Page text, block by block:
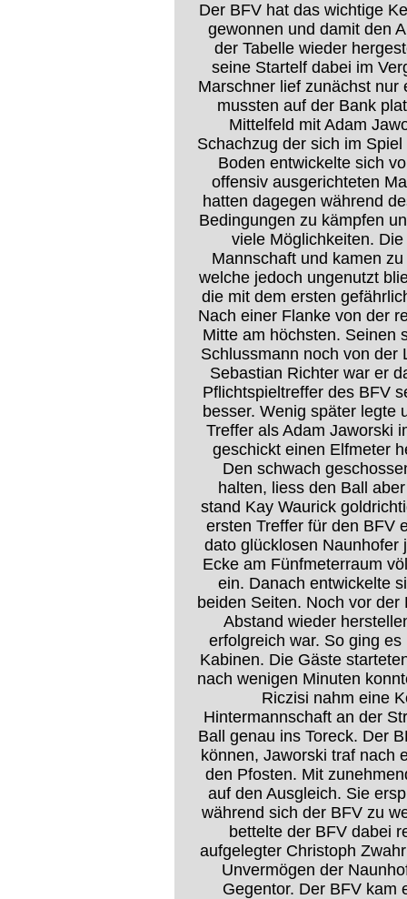
Der BFV hat das wichtige
gewonnen und damit den
der Tabelle wieder
seine Startelf dabei im
Marschner lief zunächst nur
mussten auf der Bank
Mittelfeld mit Adam
Schachzug der sich im
Boden entwickelte sich
offensiv ausgerichteten
hatten dagegen während
Bedingungen zu kämpfen
viele Möglichkeiten.
Mannschaft und kamen
welche jedoch ungenutzt
die mit dem ersten
Nach einer Flanke von der
Mitte am höchsten. Seinen
Schlussmann noch von der
Sebastian Richter war er
Pflichtspieltreffer des BFV
besser. Wenig später legte
Treffer als Adam Jaworski
geschickt einen Elfmeter
Den schwach
halten, liess den Ball
stand Kay Waurick
ersten Treffer für den BFV
dato glücklosen Naunhofer
Ecke am Fünfmeterraum
ein. Danach entwickelte
beiden Seiten. Noch vor
Abstand wieder
erfolgreich war. So ging
Kabinen. Die Gäste
nach wenigen Minuten
Riczisi nahm eine
Hintermannschaft an der
Ball genau ins Toreck. Der
können, Jaworski traf nach
den Pfosten. Mit
auf den Ausgleich. Sie
während sich der BFV zu
bettelte der BFV dabei
aufgelegter Christoph
Unvermögen der
Gegentor. Der BFV kam